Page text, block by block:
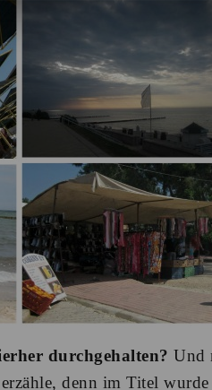
durchgehalten? Und
denn im Titel